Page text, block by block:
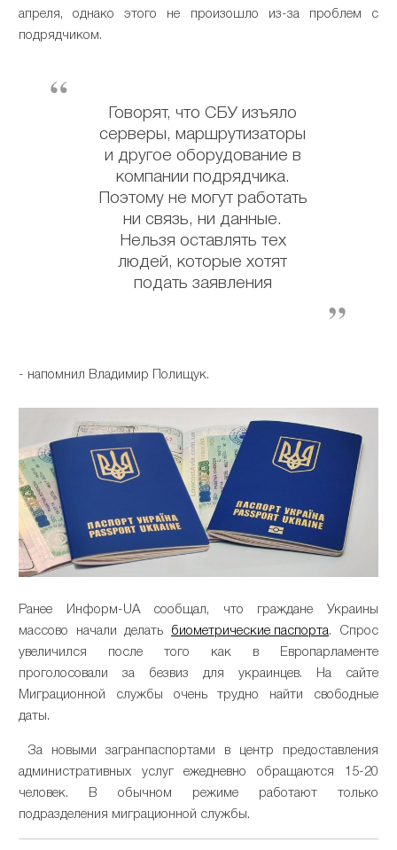
апреля, однако этого не произошло из-за проблем с
подрядчиком.
Говорят, что СБУ изъяло
серверы, маршрутизаторы
и другое оборудование в
компании подрядчика.
Поэтому не могут работать
ни связь, ни данные.
Нельзя оставлять тех
людей, которые хотят
подать заявления
- напомнил Владимир Полищук.
Ранее Информ-UA сообщал, что граждане Украины
массово начали делать биометрические паспорта. Спрос
увеличился после того как в Европарламенте
проголосовали за безвиз для украинцев. На сайте
Миграционной службы очень трудно найти свободные
даты.
За новыми загранпаспортами в центр предоставления
административных услуг ежедневно обращаются 15-20
человек. В обычном режиме работают только
подразделения миграционной службы.